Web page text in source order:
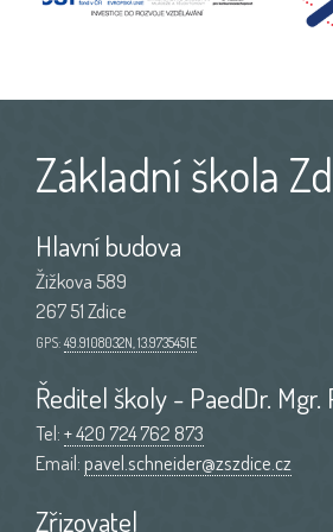
Základní škola
Hlavní budova
Žižkova 589
267 51 Zdice
GPS: 49.9108032N, 13.9735451E
Ředitel školy - PaedDr. Mgr.
Tel:+ 420 724 762 873
Email:pavel.schneider@zszdice.cz
Zřizovatel